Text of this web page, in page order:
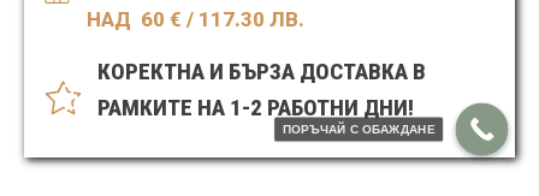
НАД 60 € / 117.30 ЛВ.
КОРЕКТНА И БЪРЗА ДОСТАВКА В
РАМКИТЕ НА 1-2 РАБОТНИ ДНИ!
ПОРЪЧАЙ С ОБАЖДАНЕ